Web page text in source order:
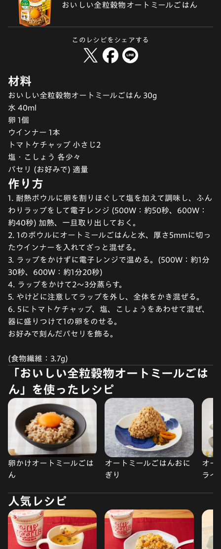
おいしい全粒穀物オートミールごはん
このレシピをシェアする
材料
おいしい全粒穀物オートミールごはん 30g
水 40ml
卵 1個
ウインナー 1本
トマトケチャップ 小さじ2
塩・こしょう 各少々
パセリ (お好みで) 適量
作り方
1. 耐熱ボウルに卵を割りほぐして塩を加えて調味し、ふん
わりラップをして電子レンジ (500W：約50秒、600W：
約40秒) 加熱、一旦取り出しておく。
2. 1のボウルにオートミールごはんと水、厚さ5mmに切っ
たウインナーを入れてざっと混ぜる。
3. ラップをかけずに電子レンジで温める。(500W：約1分
30秒、600W：約1分20秒)
4. ラップをかけて2～3分蒸らす。
5. やけどに注意してラップを外し、全体をかき混ぜる。
6. 5にトマトケチャップ、塩、こしょうをあわせて混ぜ、
器に盛りつけて1の卵をのせる。
お好みで刻んだパセリを飾る。
(食物繊維：3.7g)
「おいしい全粒穀物オートミールごは
ん」を使ったレシピ
卵かけオートミールごは
ん
オートミールごはんおに
ぎり
オー
ライ
人気レシピ